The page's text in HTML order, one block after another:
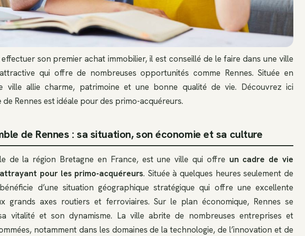
son premier achat immobilier, il est conseillé de le faire dans une ville
qui offre de nombreuses opportunités comme Rennes. Située en
ville allie charme, patrimoine et une bonne qualité de vie. Découvrez ici
de Rennes est idéale pour des primo-acquéreurs.
de Rennes : sa situation, son économie et sa culture
de la région Bretagne en France, est une ville qui offre un cadre de vie
pour les primo-acquéreurs. Située à quelques heures seulement de
d’une situation géographique stratégique qui offre une excellente
grands axes routiers et ferroviaires. Sur le plan économique, Rennes se
vitalité et son dynamisme. La ville abrite de nombreuses entreprises et
notamment dans les domaines de la technologie, de l’innovation et de